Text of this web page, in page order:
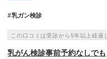
乳ガン検診
この口コミは受診から5年以上経過
乳がん検診事前予約なしでも